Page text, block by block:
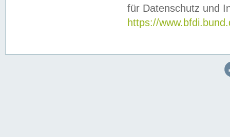
für Datenschutz und
https://